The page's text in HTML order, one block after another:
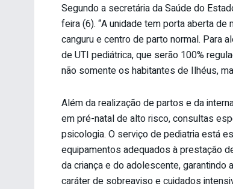
Segundo a secretária da Saúde do
feira (6). “A unidade tem porta aberta
canguru e centro de parto normal. Para
de UTI pediátrica, que serão 100%
não somente os habitantes de Ilhéus,
Além da realização de partos e da
em pré-natal de alto risco, consultas
psicologia. O serviço de pediatria está
equipamentos adequados à prestação
da criança e do adolescente,
caráter de sobreaviso e cuidados